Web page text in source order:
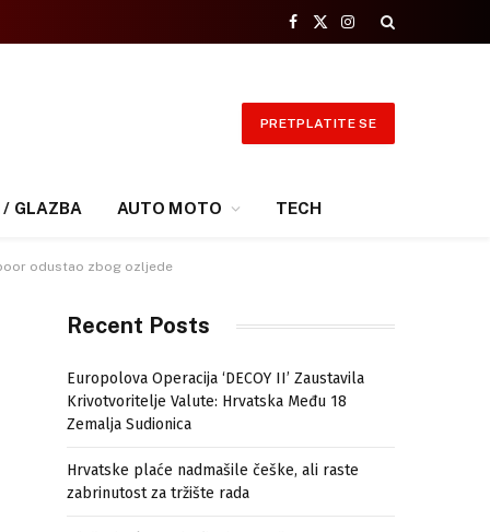
Facebook
X
Instagram
PRETPLATITE SE
/ GLAZBA AUTO MOTO TECH
odustao zbog ozljede
Recent Posts
Europolova Operacija ‘DECOY II’ Zaustavila
Krivotvoritelje Valute: Hrvatska Među 18
Zemalja Sudionica
Hrvatske plaće nadmašile češke, ali raste
zabrinutost za tržište rada